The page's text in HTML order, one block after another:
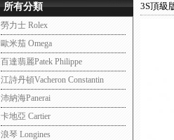
所有分類
勞力士 Rolex
歐米茄 Omega
百達翡麗Patek Philippe
江詩丹頓Vacheron Constantin
沛納海Panerai
卡地亞 Cartier
浪琴 Longines
3S頂級